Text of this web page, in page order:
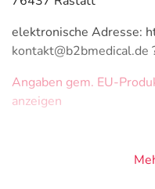
elektronische Adresse:
kontakt@b2bmedical.de
Angaben gem. EU-
anzeigen